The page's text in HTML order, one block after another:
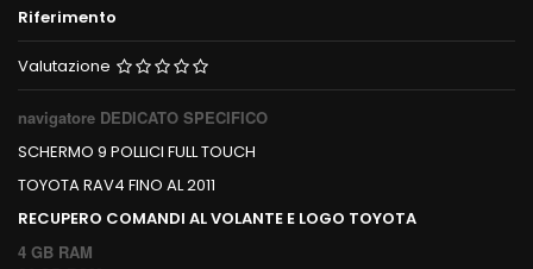
Riferimento
Valutazione
navigatore DEDICATO SPECIFICO
SCHERMO 9 POLLICI FULL TOUCH
TOYOTA RAV4 FINO AL 2011
RECUPERO COMANDI AL VOLANTE E LOGO TOYOTA
4 GB RAM